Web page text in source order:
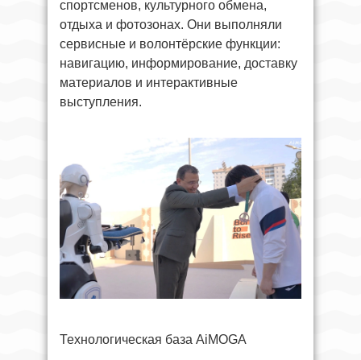
спортсменов, культурного обмена,
отдыха и фотозонах. Они выполняли
сервисные и волонтёрские функции:
навигацию, информирование, доставку
материалов и интерактивные
выступления.
Технологическая база AiMOGA